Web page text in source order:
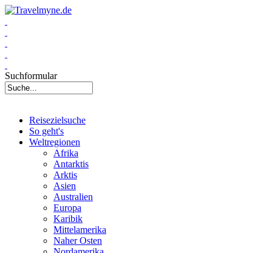
Suchformular
Reisezielsuche
So geht's
Weltregionen
Afrika
Antarktis
Arktis
Asien
Australien
Europa
Karibik
Mittelamerika
Naher Osten